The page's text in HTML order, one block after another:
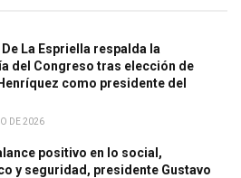
La Espriella respalda la
del Congreso tras elección de
como presidente del
DE 2026
positivo en lo social,
y seguridad, presidente Gustavo